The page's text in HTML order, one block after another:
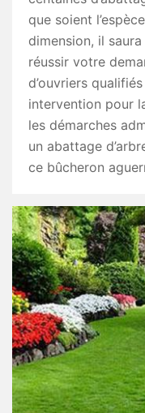
que soient
dimension, il
réussir votre
d’ouvriers
intervention pour
les démarches
un abattage
ce bûcheron